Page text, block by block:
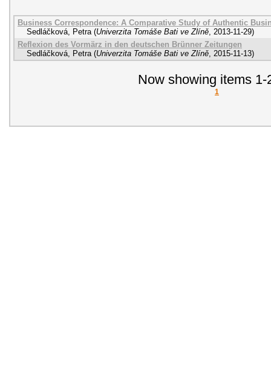
Business Correspondence: A Comparative Study of Authentic
Sedláčková, Petra (Univerzita Tomáše Bati ve Zlíně 2013-11-29)
Reflexion des Vormärz in den deutschen Brünner Zeitungen
Sedláčková, Petra (Univerzita Tomáše Bati ve Zlíně 2015-11-13)
Now showing items 1-
1